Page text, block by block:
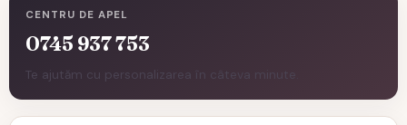
CENTRU DE APEL
0745 937 753
Te ajutăm cu personalizarea în câteva minute.